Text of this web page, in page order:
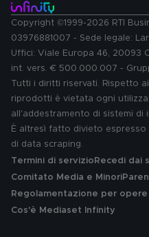
Copyright ©1999-2026 RTI
03976881007 - Sede legale:
Uffici: Viale Europa 46, 20093
int. vers. € 500.000.007 -
Tutti i diritti riservati. Rispetto
riprodotti è vietata ogni
all'addestramento di sistemi di
È altresì fatto divieto
di data scraping.
Termini di servizio Recedi dai
Comitato Media e Minori
Regolamentazione per
Cos'è Mediaset Infinity